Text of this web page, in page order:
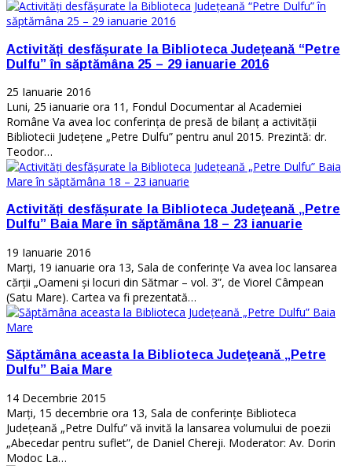
Activități desfășurate la Biblioteca Județeană “Petre
Dulfu” în săptămâna 25 – 29 ianuarie 2016
25 Ianuarie 2016
Luni, 25 ianuarie ora 11, Fondul Documentar al Academiei
Române Va avea loc conferinţa de presă de bilanţ a activităţii
Bibliotecii Judeţene „Petre Dulfu” pentru anul 2015. Prezintă: dr.
Teodor…
Activități desfășurate la Biblioteca Judeţeană „Petre
Dulfu” Baia Mare în săptămâna 18 – 23 ianuarie
19 Ianuarie 2016
Marţi, 19 ianuarie ora 13, Sala de conferinţe Va avea loc lansarea
cărţii „Oameni şi locuri din Sătmar – vol. 3”, de Viorel Câmpean
(Satu Mare). Cartea va fi prezentată…
Săptămâna aceasta la Biblioteca Judeţeană „Petre
Dulfu” Baia Mare
14 Decembrie 2015
Marţi, 15 decembrie ora 13, Sala de conferinţe Biblioteca
Judeţeană „Petre Dulfu” vă invită la lansarea volumului de poezii
„Abecedar pentru suflet”, de Daniel Chereji. Moderator: Av. Dorin
Modoc La…